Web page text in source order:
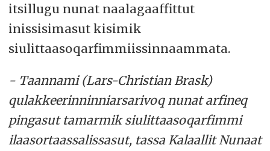
itsillugu nunat naalagaaffittut
inissisimasut kisimik
siulittaasoqarfimmiissinnaammata.
- Taannami (Lars-Christian Brask)
qulakkeerinninniarsarivoq nunat arfineq
pingasut tamarmik siulittaasoqarfimmi
ilaasortaassalissasut, tassa Kalaallit Nunaat